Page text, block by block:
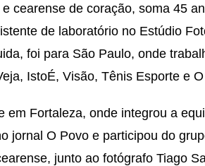
cearense de coração, soma 45
de laboratório no Estúdio
foi para São Paulo, onde
IstoÉ, Visão, Tênis Esporte e
em Fortaleza, onde integrou a
jornal O Povo e participou do
junto ao fotógrafo Tiago